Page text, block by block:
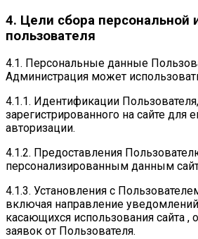
4. Цели сбора персональной
пользователя
4.1. Персональные данные
Администрация может
4.1.1. Идентификации Пользователя,
зарегистрированного на сайте для
авторизации.
4.1.2. Предоставления
персонализированным данным
4.1.3. Установления с
включая направление
касающихся использования сайта ,
заявок от Пользователя.